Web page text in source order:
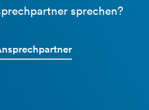
sprechen?